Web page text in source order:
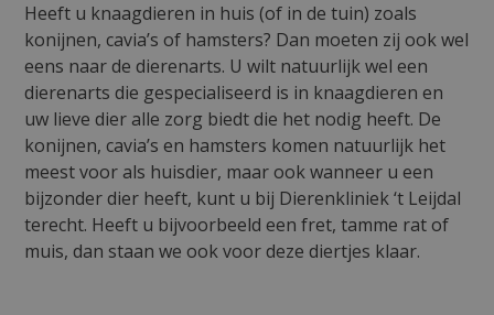
Heeft u knaagdieren in huis (of in de tuin) zoals
konijnen, cavia’s of hamsters? Dan moeten zij ook wel
eens naar de dierenarts. U wilt natuurlijk wel een
dierenarts die gespecialiseerd is in knaagdieren en
uw lieve dier alle zorg biedt die het nodig heeft. De
konijnen, cavia’s en hamsters komen natuurlijk het
meest voor als huisdier, maar ook wanneer u een
bijzonder dier heeft, kunt u bij Dierenkliniek ‘t Leijdal
terecht. Heeft u bijvoorbeeld een fret, tamme rat of
muis, dan staan we ook voor deze diertjes klaar.